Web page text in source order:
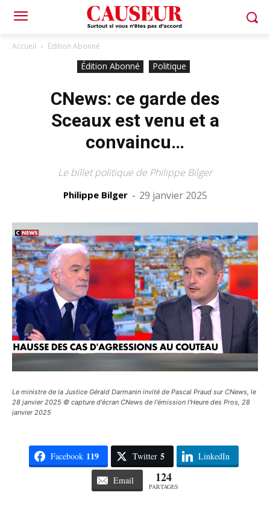
Accueil Édition Abonné
Édition Abonné Politique
CNews: ce garde des
Sceaux est venu et a
convaincu…
Le billet politique de Philippe Bilger
Philippe Bilger - 29 janvier 2025
Le ministre de la Justice Gérald Darmanin invité de Pascal Praud sur CNews, le
28 janvier 2025 © capture d'écran CNews de l'émission l'Heure des Pros, 28
janvier 2025
Facebook 119 Twitter 5 LinkedIn
Email 124
PARTAGES